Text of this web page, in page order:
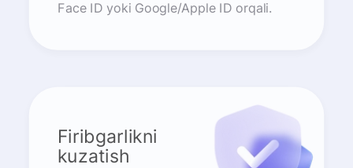
Face ID yoki Google/Apple ID orqali.
Firibgarlikni
kuzatish